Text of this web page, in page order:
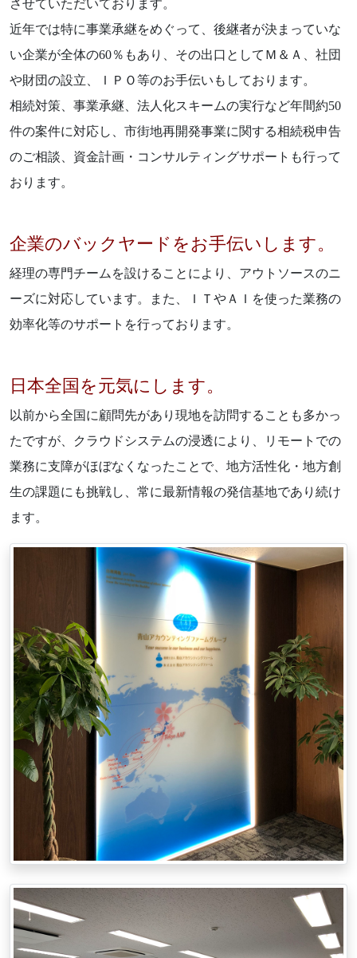
させていただいております。
近年では特に事業承継をめぐって、後継者が決まっていな
い企業が全体の60％もあり、その出口としてＭ＆Ａ、社団
や財団の設立、ＩＰＯ等のお手伝いもしております。
相続対策、事業承継、法人化スキームの実行など年間約50
件の案件に対応し、市街地再開発事業に関する相続税申告
のご相談、資金計画・コンサルティングサポートも行って
おります。
企業のバックヤードをお手伝いします。
経理の専門チームを設けることにより、アウトソースのニ
ーズに対応しています。また、ＩＴやＡＩを使った業務の
効率化等のサポートを行っております。
日本全国を元気にします。
以前から全国に顧問先があり現地を訪問することも多かっ
たですが、クラウドシステムの浸透により、リモートでの
業務に支障がほぼなくなったことで、地方活性化・地方創
生の課題にも挑戦し、常に最新情報の発信基地であり続け
ます。